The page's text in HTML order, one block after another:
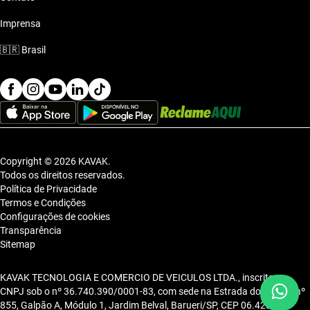
Imprensa
🇧🇷 Brasil
Copyright © 2026 KAVAK.
Todos os direitos reservados.
Política de Privacidade
Termos e Condições
Configurações de cookies
Transparência
Sitemap
KAVAK TECNOLOGIA E COMERCIO DE VEICULOS LTDA., inscrita no
CNPJ sob o nº 36.740.390/0001-83, com sede na Estrada dos Alpes, nº
855, Galpão A, Módulo 1, Jardim Belval, Barueri/SP, CEP 06.423-080